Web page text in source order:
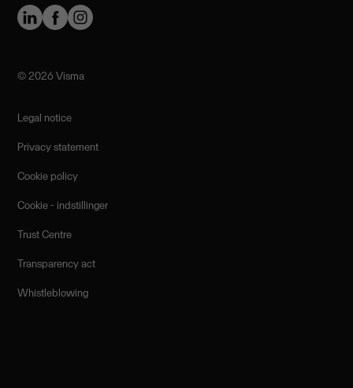
©️ 2026 Visma
Legal notice
Privacy statement
Cookie policy
Cookie - indstillinger
Trust Centre
Transparency act
Whistleblowing